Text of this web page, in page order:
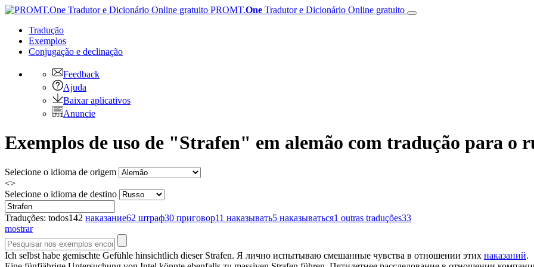
PROMT.One Tradutor e Dicionário Online gratuito
Tradução
Exemplos
Conjugação e declinação
Feedback
Ajuda
Baixar aplicativos
Anuncie
Exemplos de uso de "Strafen" em alemão com tradução para o
Selecione o idioma de origem
<>
Selecione o idioma de destino
Traduções: todos142 наказание62 штраф30 приговор11 наказывать5 наказываться1 outras traduções33
mostrar
Ich selbst habe gemischte Gefühle hinsichtlich dieser Strafen. Я лично испытываю смешанные чувства в отношении этих наказаний.